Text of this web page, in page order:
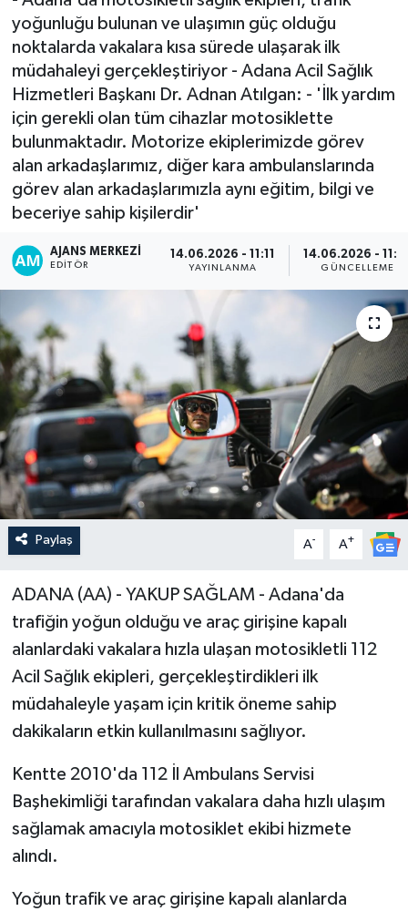
yoğunluğu bulunan ve ulaşımın güç olduğu
noktalarda vakalara kısa sürede ulaşarak ilk
müdahaleyi gerçekleştiriyor - Adana Acil Sağlık
Hizmetleri Başkanı Dr. Adnan Atılgan: - 'İlk yardım
için gerekli olan tüm cihazlar motosiklette
bulunmaktadır. Motorize ekiplerimizde görev
alan arkadaşlarımız, diğer kara ambulanslarında
görev alan arkadaşlarımızla aynı eğitim, bilgi ve
beceriye sahip kişilerdir'
AJANS MERKEZI
EDITÖR
14.06.2026 - 11:11
YAYINLANMA
14.06.2026 -
GÜNCELLEME
Paylaş A- A+
ADANA (AA) - YAKUP SAĞLAM - Adana'da
trafiğin yoğun olduğu ve araç girişine kapalı
alanlardaki vakalara hızla ulaşan motosikletli 112
Acil Sağlık ekipleri, gerçekleştirdikleri ilk
müdahaleyle yaşam için kritik öneme sahip
dakikaların etkin kullanılmasını sağlıyor.
Kentte 2010'da 112 İl Ambulans Servisi
Başhekimliği tarafından vakalara daha hızlı ulaşım
sağlamak amacıyla motosiklet ekibi hizmete
alındı.
Yoğun trafik ve araç girişine kapalı alanlarda